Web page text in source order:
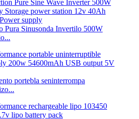
Pura Sinusonda Invertilo 500W
portebla seninterrompa